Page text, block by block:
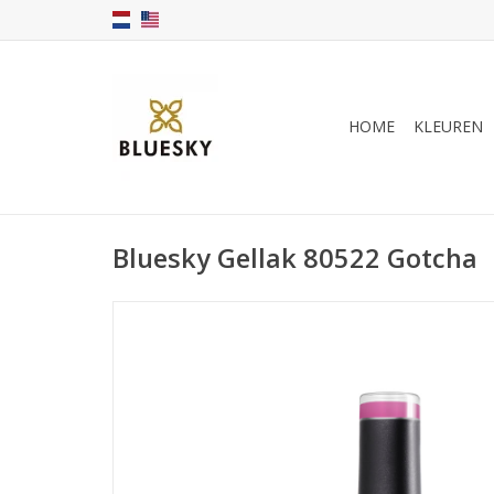
HOME KLEUREN
Bluesky Gellak 80522 Gotcha